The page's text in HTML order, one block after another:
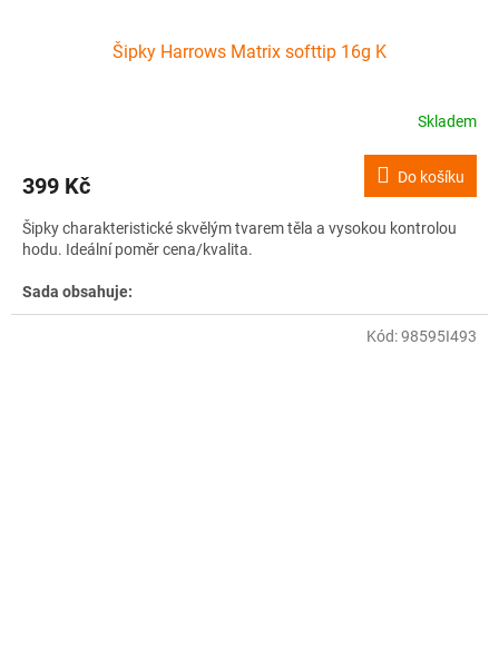
Šipky Harrows Matrix softtip 16g K
Skladem
399 Kč Do košíku
Šipky charakteristické skvělým tvarem těla a vysokou kontrolou
hodu. Ideální poměr cena/kvalita.
Sada obsahuje:
- 3 ks šipek
Kód:98595I493